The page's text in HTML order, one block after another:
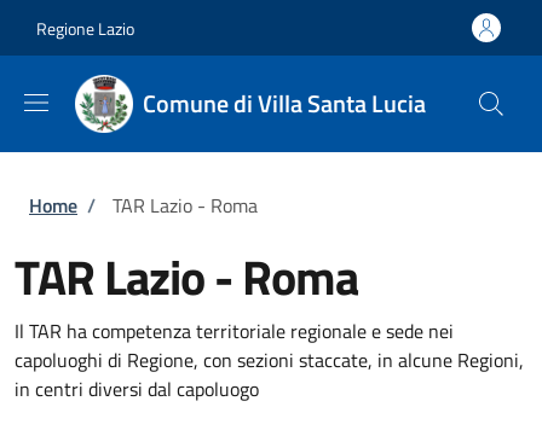
Regione Lazio
Comune di Villa Santa Lucia
Briciole di pane
Home / TAR Lazio - Roma
TAR Lazio - Roma
Il TAR ha competenza territoriale regionale e sede nei
capoluoghi di Regione, con sezioni staccate, in alcune Regioni,
in centri diversi dal capoluogo